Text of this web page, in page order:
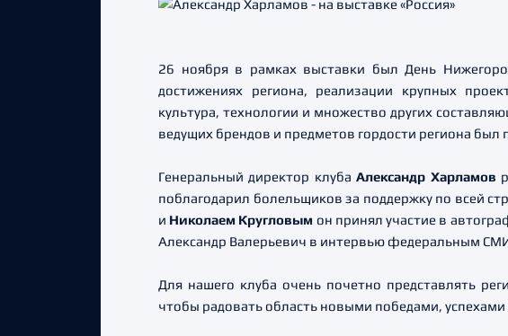
26 ноября в рамках выставки был День
достижениях региона, реализации крупных
культура, технологии и множество других
ведущих брендов и предметов гордости региона был
Генеральный директор клубаАлександр Харламов
поблагодарил болельщиков за поддержку по всей
и Николаем Кругловым он принял участие в
Александр Валерьевич в интервью федеральным
Для нашего клуба очень почетно представлять
чтобы радовать область новыми победами,